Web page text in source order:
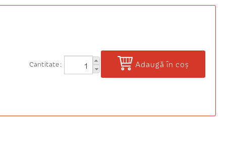
Cantitate Adaugă în coș